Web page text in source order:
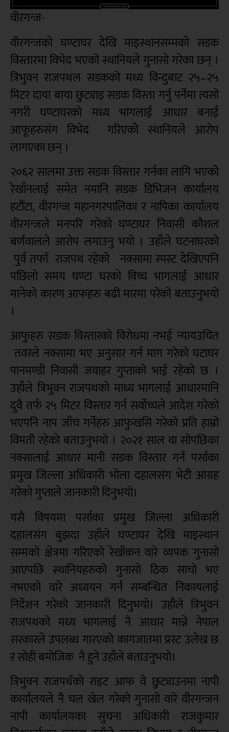
वीरगन्ज-
वीरगन्जको घण्टाघर देखि माइस्थानसम्मको सडक
विस्तारमा विभेद भएको स्थानियले गुनासो गरेका छन् ।
त्रिभुवन राजपथल सडकको मध्य विन्दुबाट २५–२५
मिटर दाया बाया छुट्याइ सडक विस्ता गर्नु पर्नेमा त्यसो
नगरी घण्टाघरको मध्य भागलाई आधार बनाई
आफूहरुसंग विभेद गरिएकोे स्थानियले आरोप
लागएका छन् ।
२०६२ सालमा उक्त सडक विस्तार गर्नका लागि भएकोे
रेखाँनलाई समेत नमानि सडक डिभिजन कार्यालय
हटौंटा, वीरगन्ज महानगरपालिका र नापिका कार्यालय
वीरगन्जले मनपरि गरेको घण्टाघर निवासी कौशल
बर्णवालले आरोप लगाउनु भयो । उहाँले घटनाघरको
पुर्व तर्फा राजपथ रहेको नक्सामा स्पस्ट देखिएपनि
पछिलो समय घण्टा घरको विच्च भागलाई आधार
मानेको कारण आफहरु बढी मारमा परेको बताउनुभयो
।
आफुहरु सडक विस्तारको विरोधमा नभई न्यायउचित
तवरले नक्सामा भए अनुसार गर्न माग गरेको घटाघर
पानमण्डी निवासी जवाहर गुप्ताको भाई रहेको छ ।
उहाँले त्रिभुवन राजपथको माध्य भागलाई आधारमानि
दुवै तर्फ २५ मिटर विस्तार गर्न सर्वोच्चले आदेश गरेको
भएपनि नाप जाँच गर्नेहरु आफुखसि गरेको प्रति हाम्रो
विमती रहेको बताउनुभयो । २०२१ साल वा सोपछिका
नक्सालाई आधार मानी सडक विस्तार गर्न पर्साका
प्रमुख जिल्ला अधिकारी भोला दहालसंग भेटी आग्रह
गरेको गुप्ताले जानकारी दिनुभयो।
यसै विषयमा पर्साका प्रमुख जिल्ला अधिकारी
दहालसंग बुझदा उहाँले घण्टाघर देखि माइस्थान
सम्मको क्षेत्रमा गरिएको रेखाँकन वारे व्यपक गुनासो
आएपछि स्थानियहरुको गुनासो ठिक साचो भए
नभएको वारे अध्ययन गर्न सम्बन्धित निकायलाई
निर्देशन गरेको जानकारी दिनुभयो। उहाँले त्रिभुवन
राजपथको मध्य भागलाई नै आधार मान्ने नेपाल
सरकारले उपलब्ध गारएको कागजातमा प्रस्ट उलेख छ
र सोही बमोजिक नै हुने उहाँले बताउनुभयो।
त्रिभुवन राजपर्थको राइट आफ वे छुट्याउनमा नापी
कार्यालयले नै चल खेल गरेको गुनासो वारे वीरगन्जन
नापी कार्यालयका सुचना अधिकारी राजकुमार